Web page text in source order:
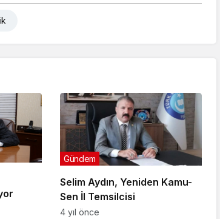
Selim Aydın, Yeniden Kamu-
Sen İl Temsilcisi
Gündem
4 yıl önce